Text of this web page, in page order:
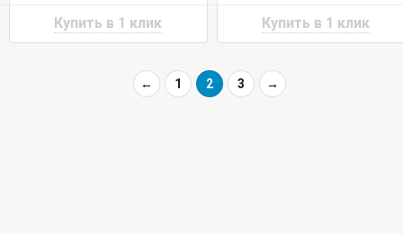
← 1 2 3 →